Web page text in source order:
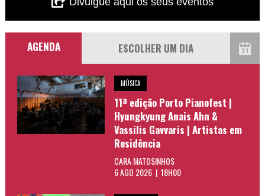
AGENDA
MÚSICA
11ª edição Porto Pianofest |
Hyungkyung Anais Ahn &
Vassilis Gavvaris | Artistas em
Residência
CARA MATOSINHOS
6 AGO 2026 | 18H00